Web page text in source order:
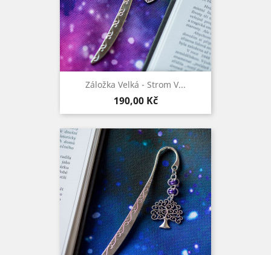
Záložka Velká - Strom V...
Cena
190,00 Kč